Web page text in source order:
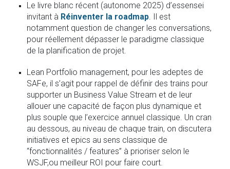
Le livre blanc récent (autonome 2025) d’essensei
invitant à Réinventer la roadmap. Il est
notamment question de changer les conversations,
pour réellement dépasser le paradigme classique
de la planification de projet.
Lean Portfolio management, pour les adeptes de
SAFe, il s’agit pour rappel de définir des trains pour
supporter un Business Value Stream et de leur
allouer une capacité de façon plus dynamique et
plus souple que l’exercice annuel classique. Un cran
au dessous, au niveau de chaque train, on discutera
initiatives et epics au sens classique de
“fonctionnalités / features” à prioriser selon le
WSJF,ou meilleur ROI pour faire court.